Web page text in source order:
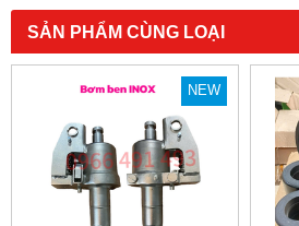
SẢN PHẨM CÙNG LOẠI
NEW